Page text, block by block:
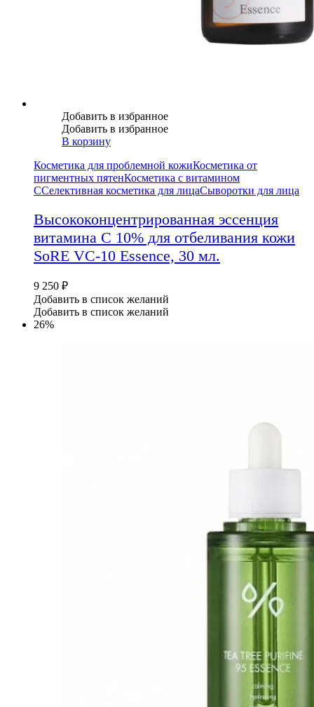
Добавить в избранное
Добавить в избранное
В корзину
Косметика для проблемной кожиКосметика от
пигментных пятенКосметика с витамином
ССелективная косметика для лицаСыворотки для лица
Высококонцентрированная эссенция
витамина С 10% для отбеливания кожи
SoRE VC-10 Essence, 30 мл.
9 250 ₽
Добавить в список желаний
Добавить в список желаний
26%